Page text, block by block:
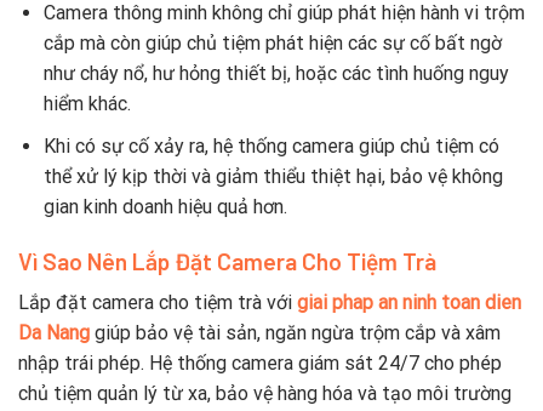
Camera thông minh không chỉ giúp phát hiện hành vi trộm
cắp mà còn giúp chủ tiệm phát hiện các sự cố bất ngờ
như cháy nổ, hư hỏng thiết bị, hoặc các tình huống nguy
hiểm khác.
Khi có sự cố xảy ra, hệ thống camera giúp chủ tiệm có
thể xử lý kịp thời và giảm thiểu thiệt hại, bảo vệ không
gian kinh doanh hiệu quả hơn.
Vì Sao Nên Lắp Đặt Camera Cho Tiệm Trà
Lắp đặt camera cho tiệm trà với giai phap an ninh toan dien
Da Nang giúp bảo vệ tài sản, ngăn ngừa trộm cắp và xâm
nhập trái phép. Hệ thống camera giám sát 24/7 cho phép
chủ tiệm quản lý từ xa, bảo vệ hàng hóa và tạo môi trường